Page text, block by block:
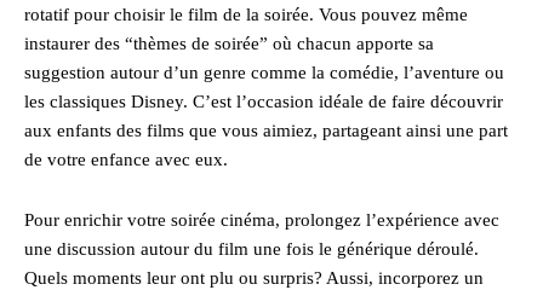
rotatif pour choisir le film de la soirée. Vous pouvez même
instaurer des “thèmes de soirée” où chacun apporte sa
suggestion autour d’un genre comme la comédie, l’aventure ou
les classiques Disney. C’est l’occasion idéale de faire découvrir
aux enfants des films que vous aimiez, partageant ainsi une part
de votre enfance avec eux.
Pour enrichir votre soirée cinéma, prolongez l’expérience avec
une discussion autour du film une fois le générique déroulé.
Quels moments leur ont plu ou surpris? Aussi, incorporez un